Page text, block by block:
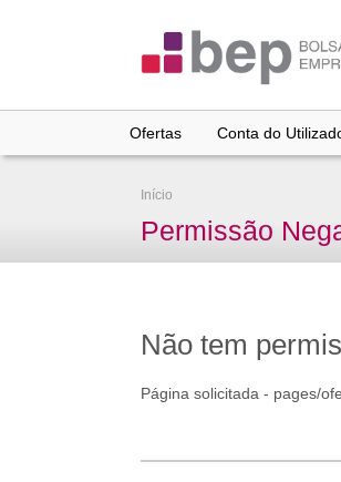
Ofertas Conta do
Início
Permissão
Não tem
Página solicitada - pages/